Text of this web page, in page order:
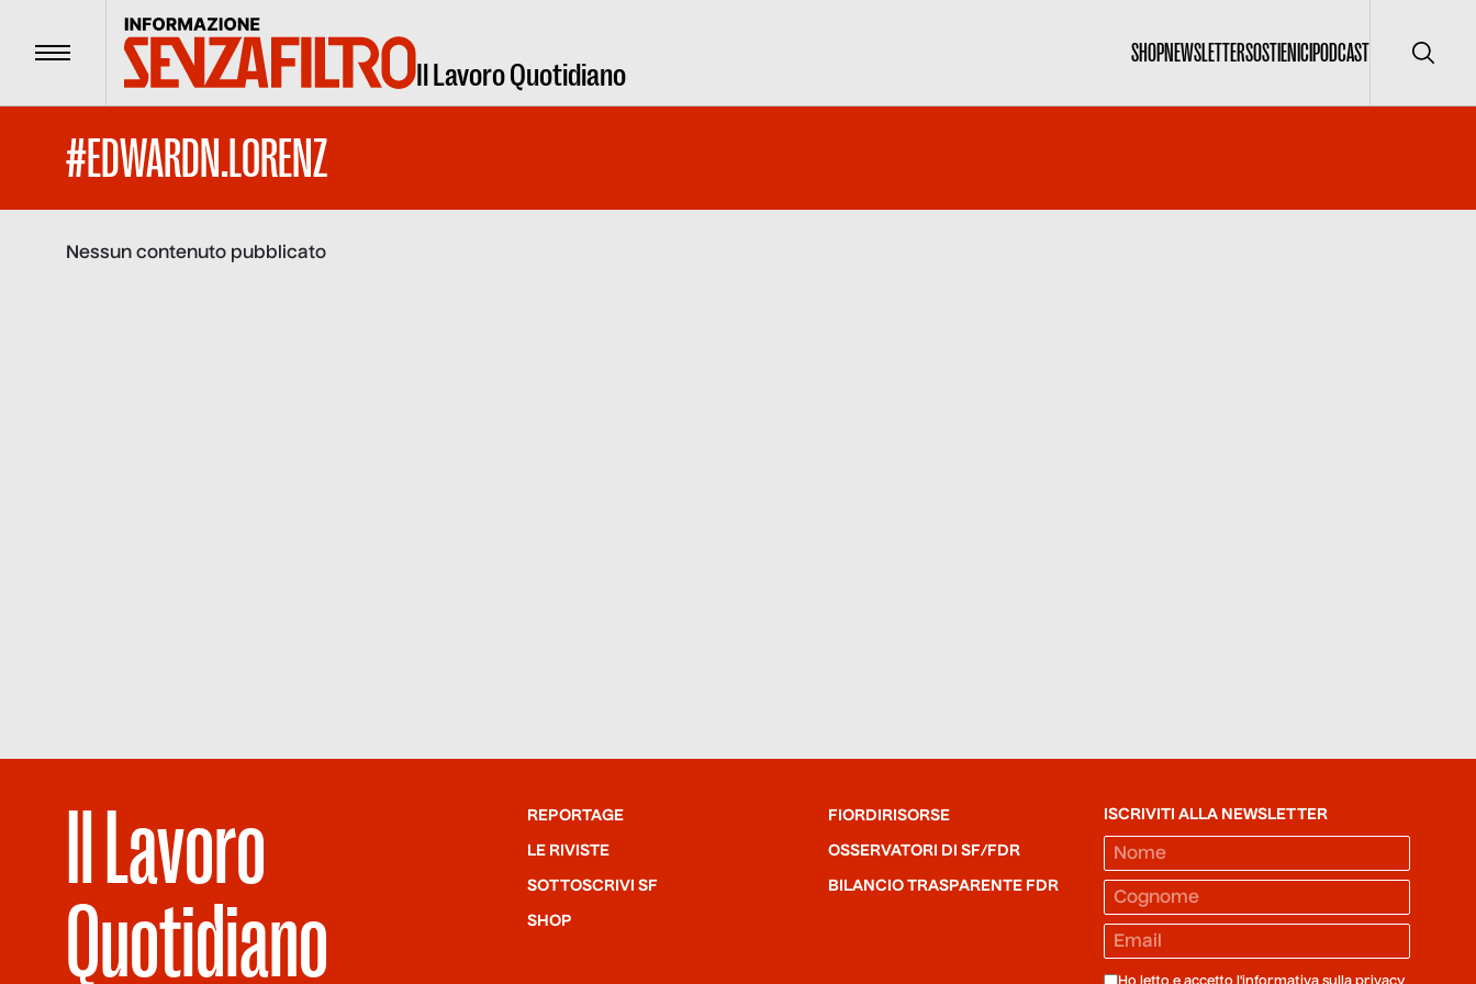
Menu Il Lavoro Quotidiano
SHOPNEWSLETTERSOSTIENICIPODCAST Cerca
#EDWARDN.LORENZ
Nessun contenuto pubblicato
Il Lavoro
Quotidiano
REPORTAGE
LE RIVISTE
SOTTOSCRIVI SF
SHOP
FIORDIRISORSE
OSSERVATORI DI SF/FDR
BILANCIO TRASPARENTE FDR
ISCRIVITI ALLA NEWSLETTER